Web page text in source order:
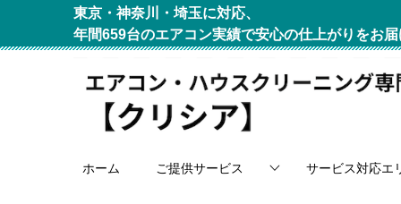
東京・神奈川・埼玉に対応、
年間659台のエアコン実績で安心の仕上がりをお届
ホーム ご提供サービス サービス対応エ